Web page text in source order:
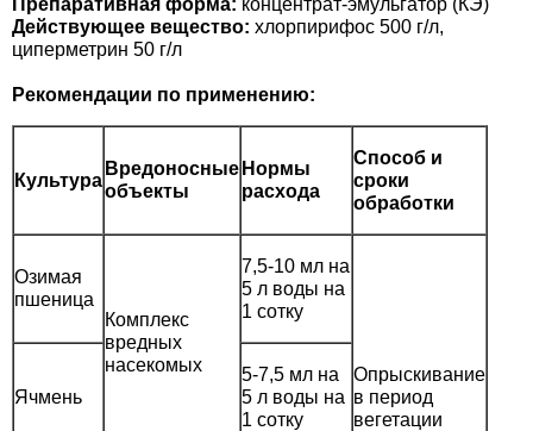
Препаративная форма: концентрат-эмульгатор (КЭ)
Действующее вещество: хлорпирифос 500 г/л,
циперметрин 50 г/л
Рекомендации по применению:
Культура
Вредоносные
объекты
Нормы
расхода
Способ и
сроки
обработки
Озимая
пшеница
Комплекс
вредных
насекомых
7,5-10 мл на
5 л воды на
1 сотку
Опрыскивание
в период
вегетации
Ячмень
5-7,5 мл на
5 л воды на
1 сотку
Семена шпината
Семена щавеля
Элитные семена в банках
Лидеры продаж
Купить семена - хиты продаж
Архив